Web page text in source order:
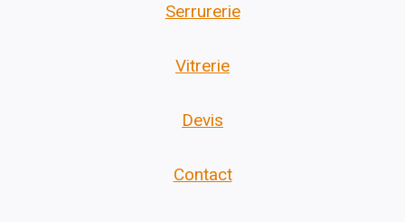
Serrurerie
Vitrerie
Devis
Contact